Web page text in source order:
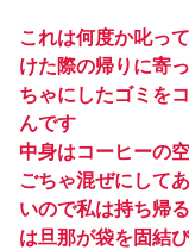
これは何度か叱っ
けた際の帰りに寄
ちゃにしたゴミを
んです
中身はコーヒーの
ごちゃ混ぜにして
いので私は持ち帰
は旦那が袋を固結